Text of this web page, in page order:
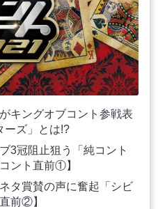
キングオブコント参戦表
ーズ」とは!?
3冠阻止狙う「純コント
ント直前①】
タ賞賛の声に奮起「シビ
前②】